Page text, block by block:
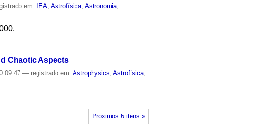
em: IEA ,Astrofísica ,Astronomia
Chaotic Aspects
09:47— registrado em:Astrophysics,Astrofísica,
Próximos 6 itens »